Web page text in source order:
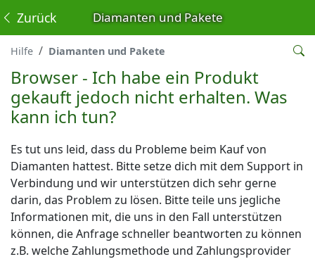
Diamanten und Pakete
Zurück
Hilfe Diamanten und Pakete
Browser - Ich habe ein Produkt
gekauft jedoch nicht erhalten. Was
kann ich tun?
Es tut uns leid, dass du Probleme beim Kauf von
Diamanten hattest. Bitte setze dich mit dem Support in
Verbindung und wir unterstützen dich sehr gerne
darin, das Problem zu lösen. Bitte teile uns jegliche
Informationen mit, die uns in den Fall unterstützen
können, die Anfrage schneller beantworten zu können
z.B. welche Zahlungsmethode und Zahlungsprovider